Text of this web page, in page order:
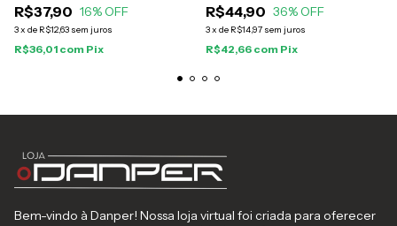
R$37,90 16% OFF
3x de R$12,63 sem juros
R$36,01 com Pix
R$44,90 36% OFF
3x de R$14,97 sem juros
R$42,66 com Pix
Bem-vindo à Danper! Nossa loja virtual foi criada para oferecer